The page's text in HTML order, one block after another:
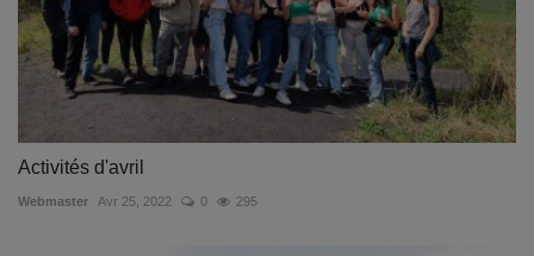
Activités d'avril
Webmaster Avr 25, 2022 0 295